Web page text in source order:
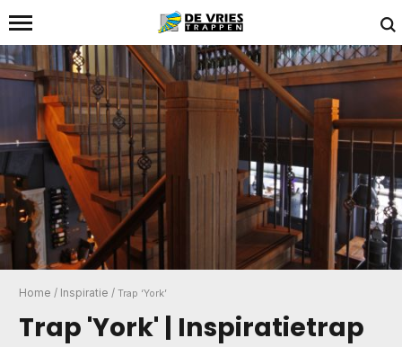
Home / Inspiratie / Trap ‘York’
Trap 'York' | Inspiratietrap